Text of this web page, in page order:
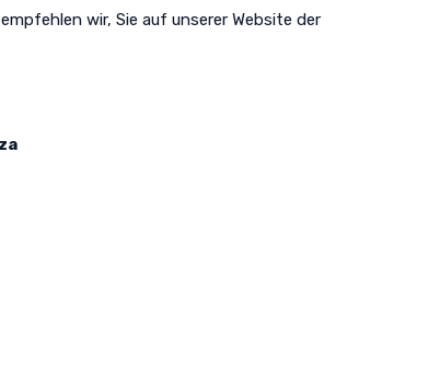
wir, Sie auf unserer Website der